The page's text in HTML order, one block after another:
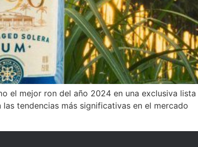
el mejor ron del año 2024 en una exclusiva
tendencias más significativas en el mercado